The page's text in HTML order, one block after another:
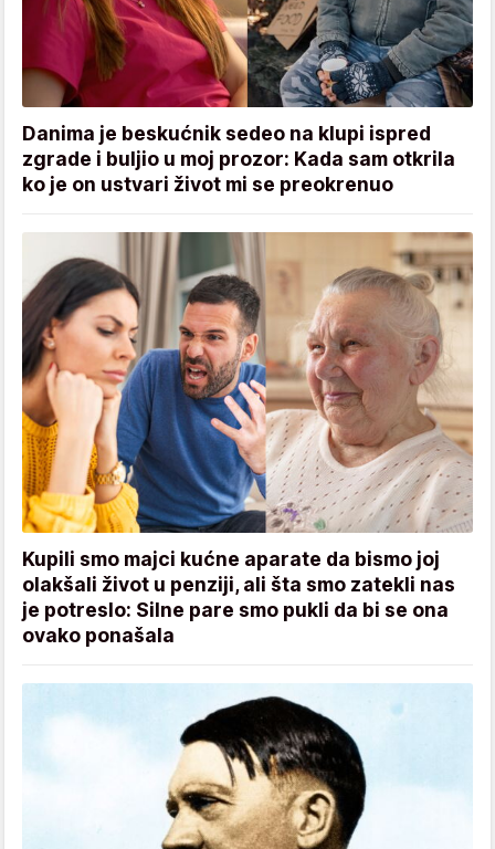
Danima je beskućnik sedeo na klupi ispred
zgrade i buljio u moj prozor: Kada sam otkrila
ko je on ustvari život mi se preokrenuo
Kupili smo majci kućne aparate da bismo joj
olakšali život u penziji, ali šta smo zatekli nas
je potreslo: Silne pare smo pukli da bi se ona
ovako ponašala